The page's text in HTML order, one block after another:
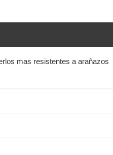
mas resistentes a arañazos